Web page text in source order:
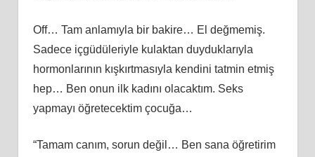
Off… Tam anlamıyla bir bakire… El değmemiş.
Sadece içgüdüleriyle kulaktan duyduklarıyla
hormonlarının kışkırtmasıyla kendini tatmin etmiş
hep… Ben onun ilk kadını olacaktım. Seks
yapmayı öğretecektim çocuğa…
“Tamam canım, sorun değil… Ben sana öğretirim